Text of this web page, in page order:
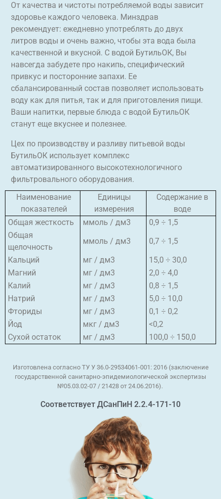
От качества и чистоты потребляемой воды зависит
здоровье каждого человека. Минздрав
рекомендует: ежедневно употреблять до двух
литров воды и очень важно, чтобы эта вода была
качественной и вкусной. С водой БутильОК, Вы
навсегда забудете про накипь, специфический
привкус и посторонние запахи. Ее
сбалансированный состав позволяет использовать
воду как для питья, так и для приготовления пищи.
Ваши напитки, первые блюда с водой БутильОК
станут еще вкуснее и полезнее.
Цех по производству и разливу питьевой воды
БутильОК использует комплекс
автоматизированного высокотехнологичного
фильтровального оборудования.
Наименование
показателей
Единицы
измерения
Содержание в
воде
Общая жесткость
ммоль / дм3
0,9 ÷ 1,5
Общая
щелочность
ммоль / дм3
0,7 ÷ 1,5
Кальций
мг / дм3
15,0 ÷ 30,0
Магний
мг / дм3
2,0 ÷ 4,0
Калий
мг / дм3
0,8 ÷ 1,5
Натрий
мг / дм3
5,0 ÷ 10,0
Фториды
мг / дм3
0,1 ÷ 0,2
Йод
мкг / дм3
<0,2
Сухой остаток
мг / дм3 100,0 ÷ 150,0
Изготовлена согласно ТУ У 36.0-29534061-001: 2016 (заключение
государственной санитарно-эпидемиологической экспертизы
№05.03.02-07 / 21428 от 24.06.2016).
Соответствует ДСанПиН 2.2.4-171-10